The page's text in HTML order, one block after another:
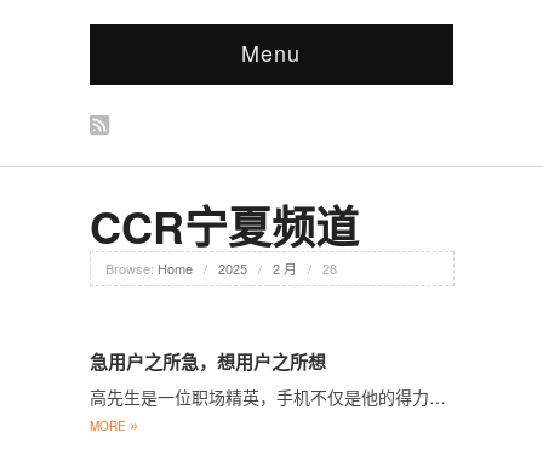
Menu
CCR宁夏频道
Browse: Home / 2025 / 2 月 / 28
急用户之所急，想用户之所想
高先生是一位职场精英，手机不仅是他的得力…
MORE »